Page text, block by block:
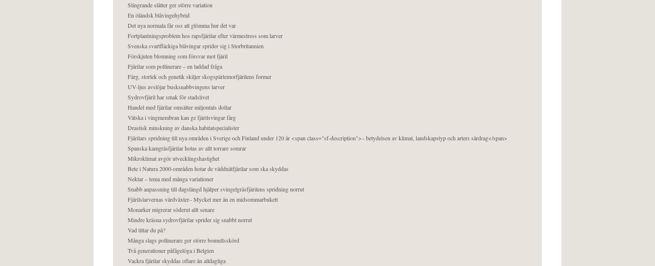
Slingrande slåtter ger större variation
En öländsk blåvingehybrid
Det nya normala får oss att glömma hur det var
Fortplantningsproblem hos rapsfjärilar efter värmestress som larver
Svenska svartfläckiga blåvingar sprider sig i Storbritannien
Förskjuten blomning som försvar mot fjäril
Fjärilar som pollinerare – en laddad fråga
Färg, storlek och genetik skiljer skogspärlemorfjärilens former
UV-ljus avslöjar busksnabbvingens larver
Sydrovfjäril har smak för stadslivet
Handel med fjärilar omsätter miljontals dollar
Vätska i vingmembran kan ge fjärilsvingar färg
Drastisk minskning av danska habitatspecialister
Fjärilars spridning till nya områden i Sverige och Finland under 120 år <span class="sf-description">– betydelsen av klimat, landskapstyp och arters särdrag</span>
Spanska kamgräsfjärilar hotas av allt torrare somrar
Mikroklimat avgör utvecklingshastighet
Bete i Natura 2000-områden hotar de väddnätfjärilar som ska skyddas
Nektar – tema med många variationer
Snabb anpassning till dagslängd hjälper svingelgräsfjärilens spridning norrut
Fjärilslarvernas värdväxter– Mycket mer än en midsommarbukett
Monarker migrerar söderut allt senare
Mindre kräsna sydrovfjärilar sprider sig snabbt norrut
Vad tittar du på?
Många slags pollinerare ger större bomullsskörd
Två generationer påfågelöga i Belgien
Vackra fjärilar skyddas oftare än alldagliga